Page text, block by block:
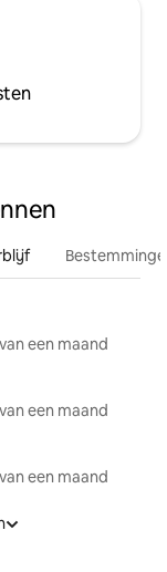
een maand
een maand
een maand